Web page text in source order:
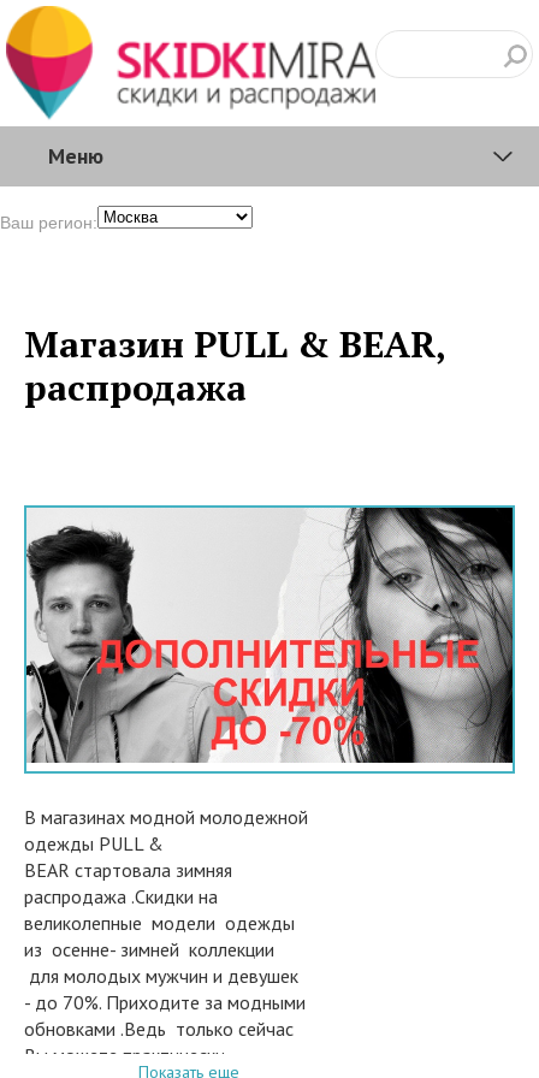
Меню
Ваш регион:
Магазин PULL & BEAR,
распродажа
В магазинах модной молодежной
одежды PULL &
BEAR стартовала зимняя
распродажа .Скидки на
великолепные модели одежды
из осенне- зимней коллекции
для молодых мужчин и девушек
- до 70%. Приходите за модными
обновками .Ведь только сейчас
Вы можете практически
Показать еще